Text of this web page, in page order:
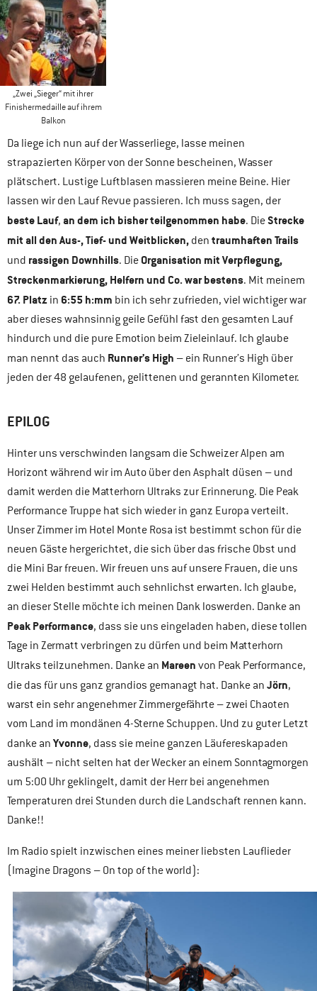
„Zwei „Sieger“ mit ihrer
Finishermedaille auf ihrem
Balkon
Da liege ich nun auf der Wasserliege, lasse meinen
strapazierten Körper von der Sonne bescheinen, Wasser
plätschert. Lustige Luftblasen massieren meine Beine. Hier
lassen wir den Lauf Revue passieren. Ich muss sagen, der
beste Lauf, an dem ich bisher teilgenommen habe. DieStrecke
mit all den Aus-, Tief- und Weitblicken, den traumhaften Trails
und rassigen Downhills. Die Organisation mit Verpflegung,
Streckenmarkierung, Helfern und Co. war bestens. Mit meinem
67. Platz in 6:55 h:mm bin ich sehr zufrieden, viel wichtiger war
aber dieses wahnsinnig geile Gefühl fast den gesamten Lauf
hindurch und die pure Emotion beim Zieleinlauf. Ich glaube
man nennt das auch Runner’s High – ein Runner’s High über
jeden der 48 gelaufenen, gelittenen und gerannten Kilometer.
EPILOG
Hinter uns verschwinden langsam die Schweizer Alpen am
Horizont während wir im Auto über den Asphalt düsen – und
damit werden die Matterhorn Ultraks zur Erinnerung. Die Peak
Performance Truppe hat sich wieder in ganz Europa verteilt.
Unser Zimmer im Hotel Monte Rosa ist bestimmt schon für die
neuen Gäste hergerichtet, die sich über das frische Obst und
die Mini Bar freuen. Wir freuen uns auf unsere Frauen, die uns
zwei Helden bestimmt auch sehnlichst erwarten. Ich glaube,
an dieser Stelle möchte ich meinen Dank loswerden. Danke an
Peak Performance, dass sie uns eingeladen haben, diese tollen
Tage in Zermatt verbringen zu dürfen und beim Matterhorn
Ultraks teilzunehmen. Danke an Mareen von Peak Performance,
die das für uns ganz grandios gemanagt hat. Danke an Jörn,
warst ein sehr angenehmer Zimmergefährte – zwei Chaoten
vom Land im mondänen 4-Sterne Schuppen. Und zu guter Letzt
danke an Yvonne, dass sie meine ganzen Läufereskapaden
aushält – nicht selten hat der Wecker an einem Sonntagmorgen
um 5:00 Uhr geklingelt, damit der Herr bei angenehmen
Temperaturen drei Stunden durch die Landschaft rennen kann.
Danke!!
Im Radio spielt inzwischen eines meiner liebsten Lauflieder
(Imagine Dragons – On top of the world):